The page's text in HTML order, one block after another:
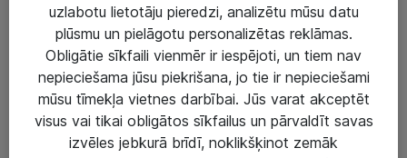
Risinājumi & Pakalpojumi
IT serviss un atbalsts
IT infrastruktūra
Darba vietu IT risinājumi
Serveri un datu centri
uzlabotu lietotāju pieredzi, analizētu mūsu datu
plūsmu un pielāgotu personalizētas reklāmas.
Obligātie sīkfaili vienmēr ir iespējoti, un tiem nav
nepieciešama jūsu piekrišana, jo tie ir nepieciešami
mūsu tīmekļa vietnes darbībai. Jūs varat akceptēt
visus vai tikai obligātos sīkfailus un pārvaldīt savas
izvēles jebkurā brīdī, noklikšķinot zemāk